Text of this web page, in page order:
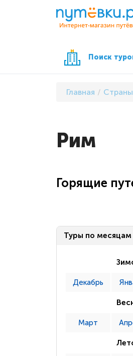
Поиск
Главная Страны
Рим
Горящие
Туры по месяцам
Декабрь
Март